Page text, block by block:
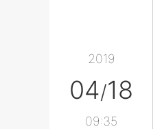
2019
04/18
09:35